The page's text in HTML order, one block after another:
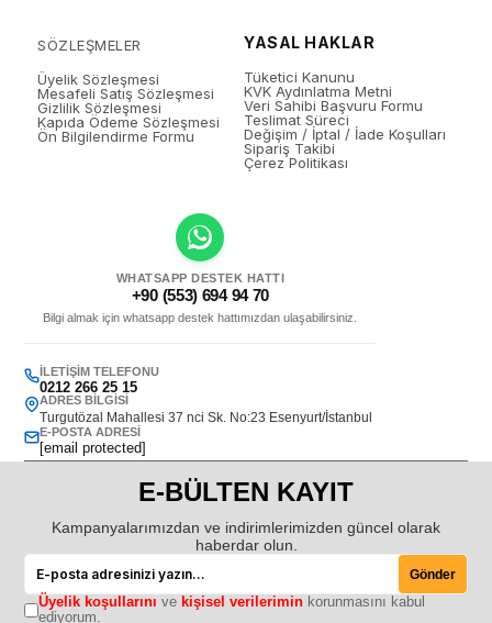
SÖZLEŞMELER
Üyelik Sözleşmesi
Mesafeli Satış Sözleşmesi
Gizlilik Sözleşmesi
Kapıda Ödeme Sözleşmesi
Ön Bilgilendirme Formu
YASAL HAKLAR
Tüketici Kanunu
KVK Aydınlatma Metni
Veri Sahibi Başvuru Formu
Teslimat Süreci
Değişim / İptal / İade Koşulları
Sipariş Takibi
Çerez Politikası
WHATSAPP DESTEK HATTI
+90 (553) 694 94 70
Bilgi almak için whatsapp destek hattımızdan ulaşabilirsiniz.
İLETIŞIM TELEFONU
0212 266 25 15
ADRES BILGISI
Turgutözal Mahallesi 37 nci Sk. No:23 Esenyurt/İstanbul
E-POSTA ADRESI
[email protected]
E-BÜLTEN KAYIT
Kampanyalarımızdan ve indirimlerimizden güncel olarak
haberdar olun.
Gönder
Üyelik koşullarını ve kişisel verileriminkorunmasını kabul
ediyorum.